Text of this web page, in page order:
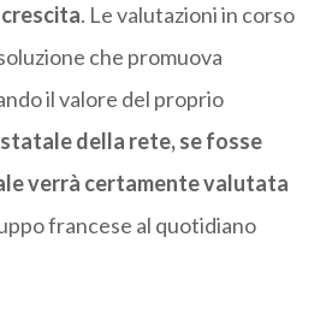
. Le valutazioni in corso
che promuova
il valore del proprio
della rete, se fosse
verrà certamente valutata
francese al quotidiano